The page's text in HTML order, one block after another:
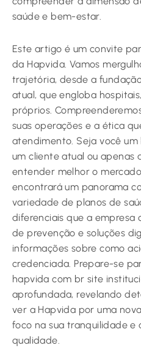
saúde e bem-estar.
Este artigo é um convite
da Hapvida. Vamos
trajetória, desde a
atual, que engloba
próprios.
suas operações e a ética
atendimento. Seja você
um cliente atual ou apenas
entender melhor o
encontrará um panorama
variedade de planos de
diferenciais que a empresa
de prevenção e soluções
informações sobre como
credenciada. Prepare-se
hapvida com br site
aprofundada, revelando
ver a Hapvida por uma
foco na sua tranquilidade e
qualidade.